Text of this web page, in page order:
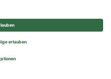
- All rights reserved